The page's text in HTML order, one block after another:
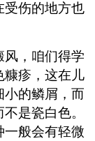
受伤的地方也
风，咱们得学
糠疹，这在儿
小的鳞屑，而
是瓷白色。
一般会有轻微